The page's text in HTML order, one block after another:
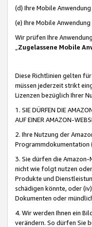
(d) Ihre Mobile
(e) Ihre Mobile
Wir prüfen Ihre
„Zugelassene Mobile
Diese Richtlinien gelten
müssen jederzeit strikt
Lizenzen bezüglich Ihrer
1. SIE DÜRFEN DIE
AUF EINER AMAZON-
2. Ihre Nutzung der
Programmdokumentation
3. Sie dürfen die
nicht wie folgt nutzen
Produkte und
schädigen könnte, oder
Dokumenten oder
4. Wir werden Ihnen ein
verändern. So dürfen Sie